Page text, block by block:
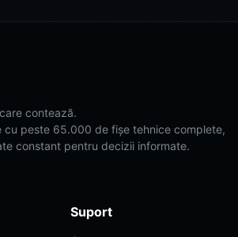
contează.
cu peste 65.000 de fișe tehnice complete,
constant pentru decizii informate.
Suport